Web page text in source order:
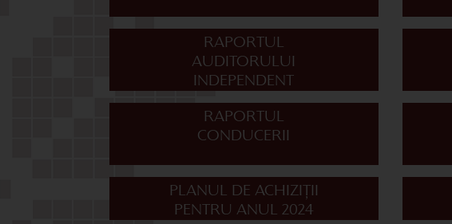
RAPORTUL
AUDITORULUI
INDEPENDENT
RAPORTUL
CONDUCERII
PLANUL DE ACHIZIȚII
PENTRU ANUL 2024